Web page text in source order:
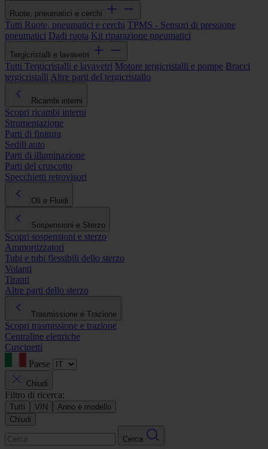
Ruote, pneumatici e cerchi
Tutti Ruote, pneumatici e cerchi TPMS - Sensori di pressione
pneumatici Dadi ruota Kit riparazione pneumatici
Tergicristalli e lavavetri
Tutti Tergicristalli e lavavetri Motore tergicristalli e pompe Bracci
tergicristalli Altre parti del tergicristallo
Ricambi interni
Scopri ricambi interni
Strumentazione
Parti di finitura
Sedili auto
Parti di illuminazione
Parti del cruscotto
Specchietti retrovisori
Oli e Fluidi
Sospensioni e Sterzo
Scopri sospensioni e sterzo
Ammortizzatori
Tubi e tubi flessibili dello sterzo
Volanti
Tiranti
Altre parti dello sterzo
Trasmissione e Trazione
Scopri trasmissione e trazione
Centraline elettriche
Cuscinetti
Paese
Chiudi
Filtro di ricerca:
Tutti VIN
Anno e modello
Chiudi
Cerca